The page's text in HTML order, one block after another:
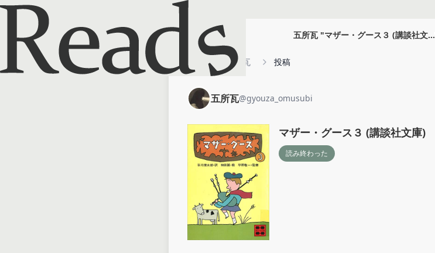
五所瓦"マザー・グース３ (講談社文...
五所瓦 投稿
五所瓦@gyouza_omusubi
マザー・グース３ (講談社文庫)
読み終わった